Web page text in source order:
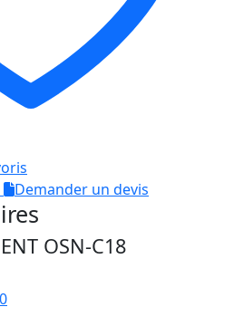
Demander un devis
OSN-C18